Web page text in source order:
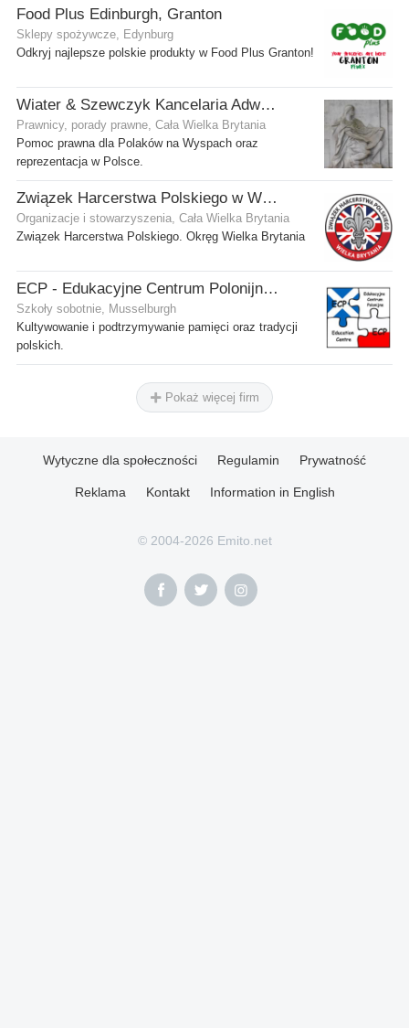
Food Plus Edinburgh, Granton
Sklepy spożywcze, Edynburg
Odkryj najlepsze polskie produkty w Food Plus Granton!
Wiater & Szewczyk Kancelaria Adwokacka
Prawnicy, porady prawne, Cała Wielka Brytania
Pomoc prawna dla Polaków na Wyspach oraz
reprezentacja w Polsce.
Związek Harcerstwa Polskiego w Wielkiej Brytanii
Organizacje i stowarzyszenia, Cała Wielka Brytania
Związek Harcerstwa Polskiego. Okręg Wielka Brytania
ECP - Edukacyjne Centrum Polonijne SCIO - Musselburgh
Szkoły sobotnie, Musselburgh
Kultywowanie i podtrzymywanie pamięci oraz tradycji
polskich.
Pokaż więcej firm
Wytyczne dla społeczności Regulamin Prywatność
Reklama Kontakt Information in English
© 2004-2026 Emito.net